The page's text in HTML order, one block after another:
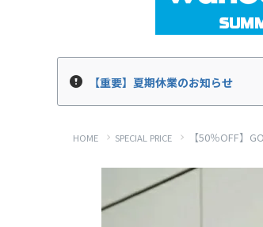
【重要】夏期休業のお知らせ
HOME SPECIAL PRICE 【50％OFF】